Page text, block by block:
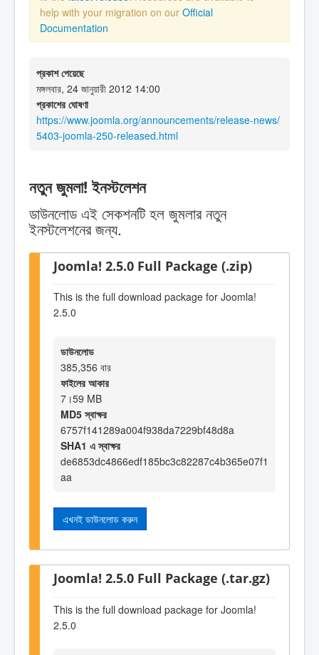
help with your migration on our Official
Documentation
প্রকাশ পেয়েছে
মঙ্গলবার, 24 জানুয়ারী 2012 14:00
প্রকাশের ঘোষণা
https://www.joomla.org/announcements/release-news/
5403-joomla-250-released.html
নতুন জুমলা! ইনস্টলেশন
ডাউনলোড এই সেকশনটি হল জুমলার নতুন
ইনস্টলেশনের জন্য.
Joomla! 2.5.0 Full Package (.zip)
This is the full download package for Joomla!
2.5.0
ডাউনলোড
385,356 বার
ফাইলের আকার
7।59 MB
MD5 স্বাক্ষর
6757f141289a004f938da7229bf48d8a
SHA1 এ স্বাক্ষর
de6853dc4866edf185bc3c82287c4b365e07f1
aa
এখনই ডাউনলোড করুন
Joomla! 2.5.0 Full Package (.tar.gz)
This is the full download package for Joomla!
2.5.0